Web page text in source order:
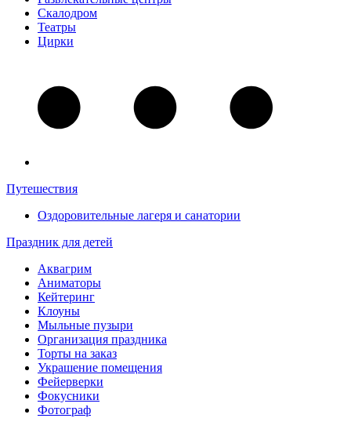
Скалодром
Театры
Цирки
Путешествия
Оздоровительные лагеря и санатории
Праздник для детей
Аквагрим
Аниматоры
Кейтеринг
Клоуны
Мыльные пузыри
Организация праздника
Торты на заказ
Украшение помещения
Фейерверки
Фокусники
Фотограф